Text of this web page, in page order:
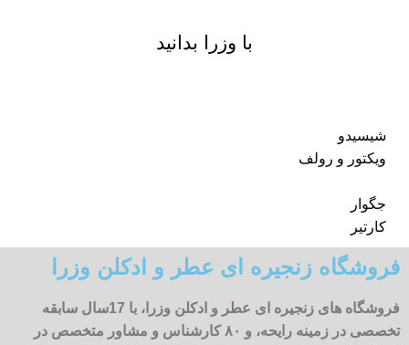
با وزرا بدانید
شیسیدو
ویکتور و رولف
جگوار
کارتیر
فروشگاه زنجیره ای عطر و ادکلن وزرا
فروشگاه های زنجیره ای عطر و ادکلن وزرا، با 17سال سابقه
تخصصی در زمینه رایحه، و ۸۰ کارشناس و مشاور متخصص در